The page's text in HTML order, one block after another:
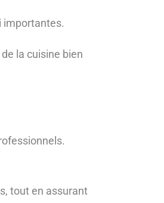
importantes.
la cuisine bien
tout en assurant